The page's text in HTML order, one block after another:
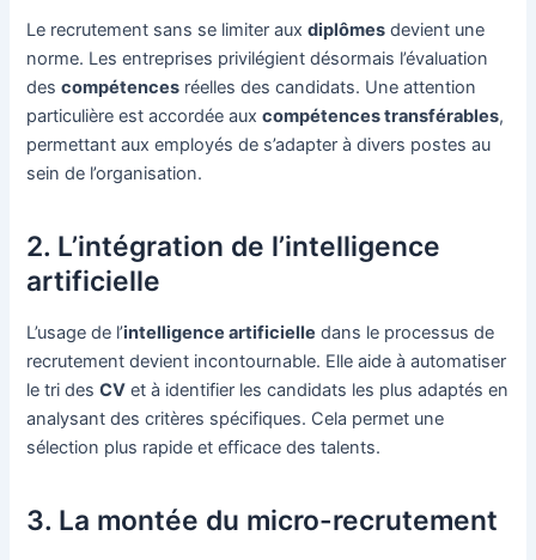
Le recrutement sans se limiter auxdiplômes devient une
norme. Les entreprises privilégient désormais l’évaluation
descompétences réelles des candidats. Une attention
particulière est accordée auxcompétences transférables,
permettant aux employés de s’adapter à divers postes au
sein de l’organisation.
2. L’intégration de l’intelligence
artificielle
L’usage de l’intelligence artificielle dans le processus de
recrutement devient incontournable. Elle aide à automatiser
le tri desCV et à identifier les candidats les plus adaptés en
analysant des critères spécifiques. Cela permet une
sélection plus rapide et efficace des talents.
3. La montée du micro-recrutement